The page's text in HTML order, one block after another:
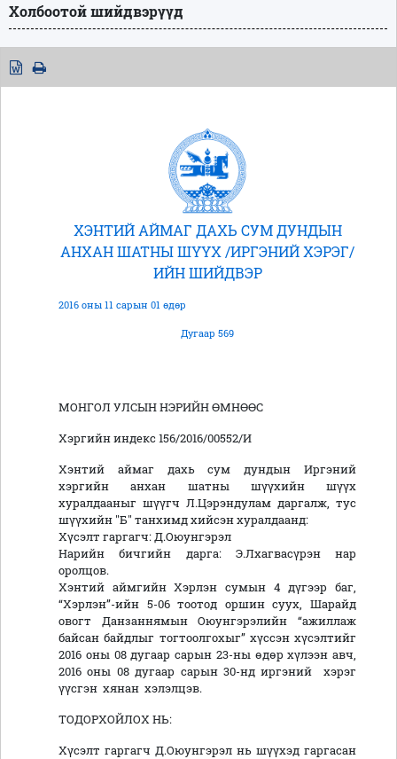
Холбоотой шийдвэрүүд
ХЭНТИЙ АЙМАГ ДАХЬ СУМ ДУНДЫН
АНХАН ШАТНЫ ШҮҮХ /ИРГЭНИЙ ХЭРЭГ/
ИЙН ШИЙДВЭР
2016 оны 11 сарын 01 өдөр
Дугаар 569
МОНГОЛ УЛСЫН НЭРИЙН ӨМНӨӨС
Хэргийн индекс 156/2016/00552/И
Хэнтий аймаг дахь сум дундын Иргэний
хэргийн анхан шатны шүүхийн шүүх
хуралдааныг шүүгч Л.Цэрэндулам даргалж, тус
шүүхийн "Б" танхимд хийсэн хуралдаанд:
Хүсэлт гаргагч: Д.Оюунгэрэл
Нарийн бичгийн дарга: Э.Лхагвасүрэн нар
оролцов.
Хэнтий аймгийн Хэрлэн сумын 4 дүгээр баг,
“Хэрлэн”-ийн 5-06 тоотод оршин суух, Шарайд
овогт Данзаннямын Оюунгэрэлийн “ажиллаж
байсан байдлыг тогтоолгохыг” хүссэн хүсэлтийг
2016 оны 08 дугаар сарын 23-ны өдөр хүлээн авч,
2016 оны 08 дугаар сарын 30-нд иргэний хэрэг
үүсгэн хянан хэлэлцэв.
ТОДОРХОЙЛОХ НЬ:
Хүсэлт гаргагч Д.Оюунгэрэл нь шүүхэд гаргасан